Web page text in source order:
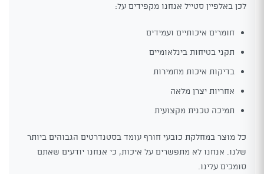
לכן באלפיין סטייל אנחנו מקפידים על:
חומרים איכותיים ועמידים
תקני בטיחות בינלאומיים
בדיקות איכות מחמירות
אחריות יצרן מלאה
תמיכה טכנית מקצועית
כל מוצר במחלקת כובעי חורף עומד בסטנדרטים הגבוהים ביותר
שלנו. אנחנו לא מתפשרים על איכות, כי אנחנו יודעים שאתם
סומכים עלינו.